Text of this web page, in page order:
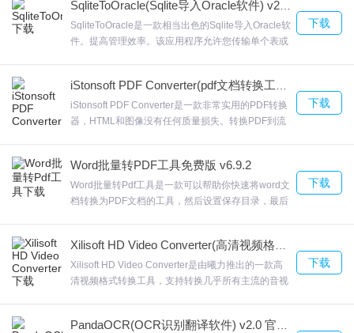
查找行PrintCutmarks = 0并将其更改为
PrintCutmarks = ，默认情况下，此页面具有A4纸张
尺寸，但现在您可以更改此纸张尺寸，欢迎来合众软
SqliteToOracle是一款相当出色的Sqlite导入Oracle软
件。提高管理效率。该应用程序允许您传输单个表或
整组数据，欢迎来合众软件园下载体验。
下载
iStonsoft PDF Converter是一款非常实用的PDF转换
器，HTML和图像没有任何质量损失。转换PDF到流
格式转换，包括电子书格式epub，欢迎来合众软件园
下载体验。
下载
Word批量转PDF工具免费版 v6.9.2
Word批量转Pdf工具是一款可以帮助你快速将word文
档转换为PDF文档的工具，然后设置保存目录，最后
一次性将多个Word文件(*。欢迎来合众软件园下载体
验。
下载
Xilisoft HD Video Converter是由曦力推出的一款高
清视频格式转换工具，支持转换几乎所有主流的音视
DivX、FLV、MPEG、RA、AC，OGG;将视频文件中
下载